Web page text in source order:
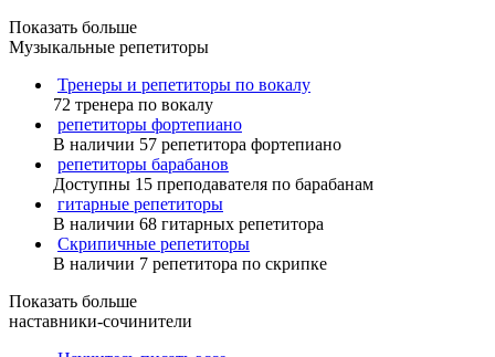
Показать больше
Музыкальные репетиторы
Тренеры и репетиторы по вокалу
72 тренера по вокалу
репетиторы фортепиано
В наличии 57 репетитора фортепиано
репетиторы барабанов
Доступны 15 преподавателя по барабанам
гитарные репетиторы
В наличии 68 гитарных репетитора
Скрипичные репетиторы
В наличии 7 репетитора по скрипке
Показать больше
наставники-сочинители